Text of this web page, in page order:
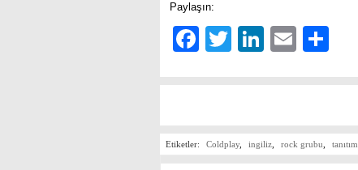
Paylaşın:
Facebook
TwitterLinkedIn
Email
Etiketler: Coldplay, ingiliz rock grubu tanıtım